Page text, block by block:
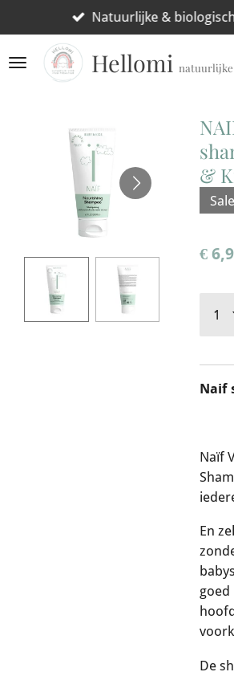
direct
naar
Hellomi natuurlijke
Natuurlijke &
&
€
Naif
Naïf
En
goed
De